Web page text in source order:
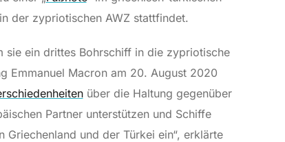
der zypriotischen AWZ stattfindet.
sie ein drittes Bohrschiff in die zypriotische
Emmanuel Macron am 20. August 2020
über die Haltung gegenüber
Partner unterstützen und Schiffe
und der Türkei ein“, erklärte